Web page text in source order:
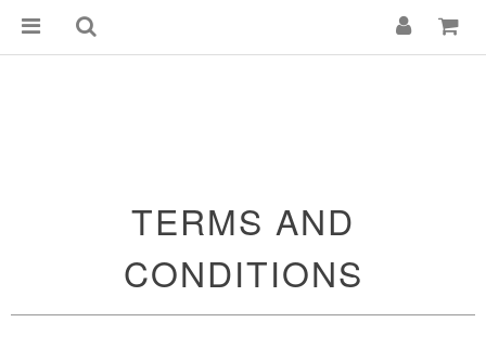
TERMS AND
CONDITIONS